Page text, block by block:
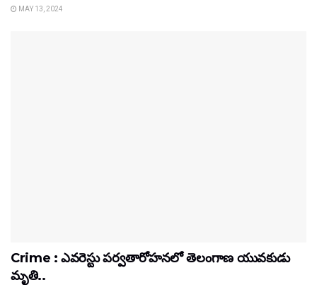
MAY 13, 2024
Crime : ఎవరెస్టు పర్వతారోహనలో తెలంగాణ యువకుడు
మృతి..